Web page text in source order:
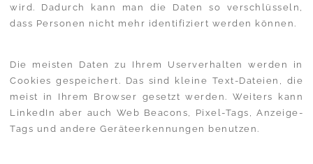
wird. Dadurch kann man die Daten so verschlüsseln,
dass Personen nicht mehr identifiziert werden können.
Die meisten Daten zu Ihrem Userverhalten werden in
Cookies gespeichert. Das sind kleine Text-Dateien, die
meist in Ihrem Browser gesetzt werden. Weiters kann
LinkedIn aber auch Web Beacons, Pixel-Tags, Anzeige-
Tags und andere Geräteerkennungen benutzen.